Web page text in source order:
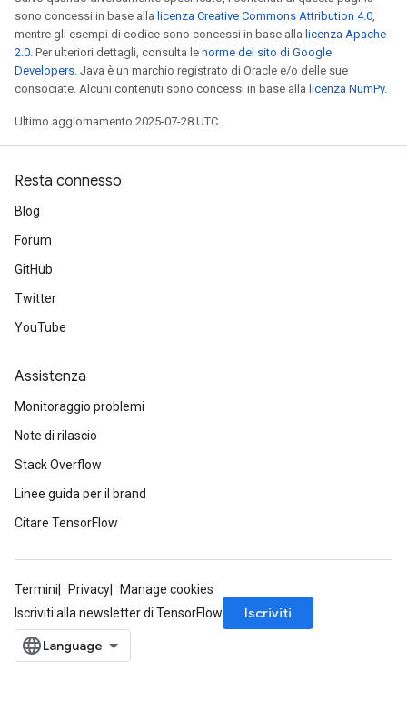
sono concessi in base alla licenza Creative Commons Attribution 4.0,
mentre gli esempi di codice sono concessi in base alla licenza Apache
2.0. Per ulteriori dettagli, consulta le norme del sito di Google
Developers. Java è un marchio registrato di Oracle e/o delle sue
consociate. Alcuni contenuti sono concessi in base alla licenza NumPy.
Ultimo aggiornamento 2025-07-28 UTC.
Resta connesso
Blog
Forum
GitHub
Twitter
YouTube
Assistenza
Monitoraggio problemi
Note di rilascio
Stack Overflow
Linee guida per il brand
Citare TensorFlow
Termini Privacy
Manage cookies
Iscriviti alla newsletter di TensorFlow
Iscriviti